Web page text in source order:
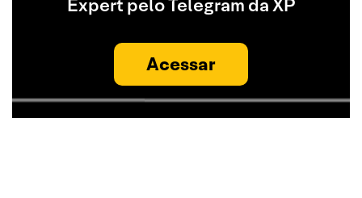
Expert pelo Telegram da XP
Acessar